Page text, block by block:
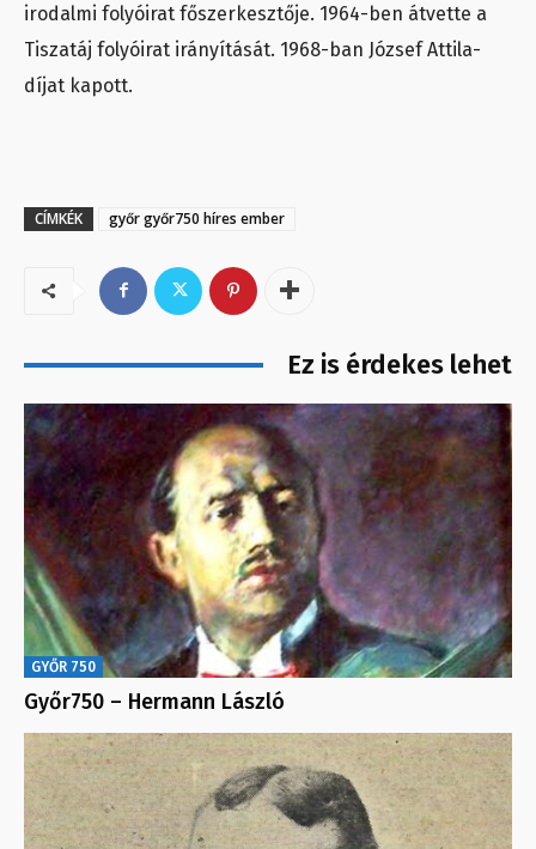
irodalmi folyóirat főszerkesztője. 1964-ben átvette a
Tiszatáj folyóirat irányítását. 1968-ban József Attila-
díjat kapott.
CÍMKÉK győr győr750 híres ember
Ez is érdekes lehet
GYŐR 750
Győr750 – Hermann László